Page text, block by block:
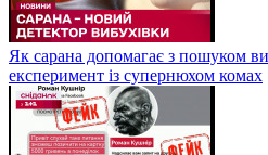
Як сарана допомагає з пошуком
експеримент із супернюхом комах